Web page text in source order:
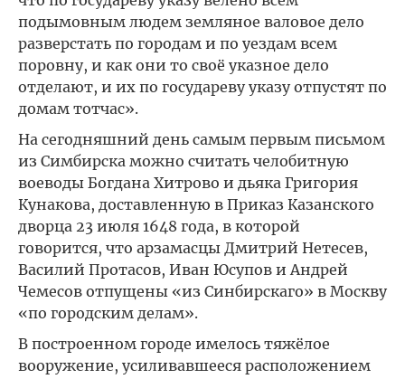
подымовным людем земляное валовое дело
разверстать по городам и по уездам всем
поровну, и как они то своё указное дело
отделают, и их по государеву указу отпустят по
домам тотчас».
На сегодняшний день самым первым письмом
из Симбирска можно считать челобитную
воеводы Богдана Хитрово и дьяка Григория
Кунакова, доставленную в Приказ Казанского
дворца 23 июля 1648 года, в которой
говорится, что арзамасцы Дмитрий Нетесев,
Василий Протасов, Иван Юсупов и Андрей
Чемесов отпущены «из Синбирскаго» в Москву
«по городским делам».
В построенном городе имелось тяжёлое
вооружение, усиливавшееся расположением